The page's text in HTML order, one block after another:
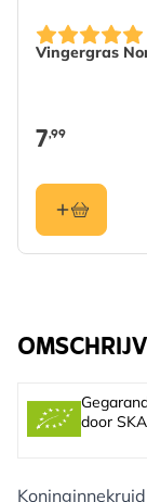
Vingergras
7,99
door